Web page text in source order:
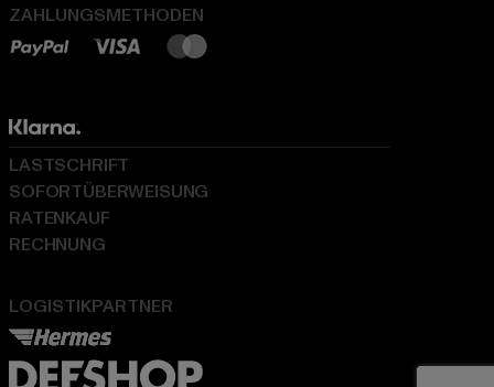
ZAHLUNGSMETHODEN
LOGISTIKPARTNER
LASTSCHRIFT
SOFORTÜBERWEISUNG
RATENKAUF
RECHNUNG